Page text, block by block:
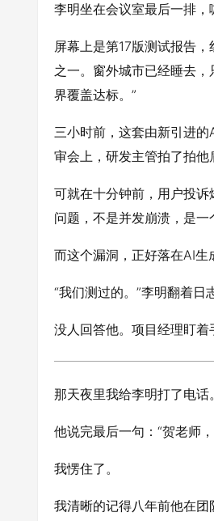
李明坐在会议室最后一排，
屏幕上是第17版测试报告
之一。窗外城市已经睡去
界覆盖达标。”
三小时前，这套由新引进
审会上，研发主管拍了拍他
可就在十分钟前，用户投
问题，不是并发崩溃，是一
而这个漏洞，正好落在AI生
“我们测过的。”李明翻着
没人回答他。项目经理盯着
那天夜里我给李明打了电话。
他说完最后一句：“贺老师
我愣住了。
我清晰的记得八年前他在